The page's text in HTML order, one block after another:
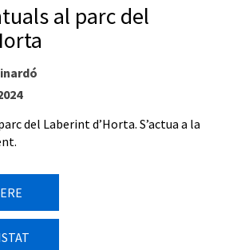
al parc del
del Laberint d’Horta. S’actua a la